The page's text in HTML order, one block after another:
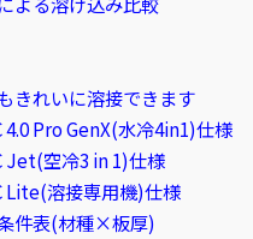
きれいに溶接できます
4.0 Pro GenX(水冷4in1)仕様
Jet(空冷3 in 1)仕様
Lite(溶接専用機)仕様
件表(材種×板厚)